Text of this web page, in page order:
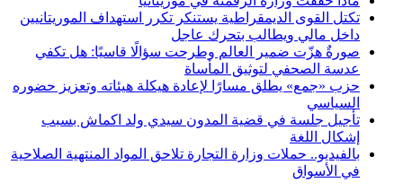
تكتل القوى الديمقراطية يستنكر تكرر استهداف الموريتانيين
داخل مالي ويطالب بتحرك عاجل
صورةٌ هزّت ضمير العالم وطرحت سؤالًا قاسيًا: هل تكفي
عدسة الصحفي لتوثيق المأساة
حزب «جمع» يطلق مسارًا لإعادة هيكلة هيئاته وتعزيز حضوره
السياسي
تأجيل جلسة في قضية المدون سيدي ولد اكماش بسبب
إشكال اللغة
بالفيديو.. حملات وزارة التجارة تلاحق المواد المنتهية الصلاحية
في الأسواق